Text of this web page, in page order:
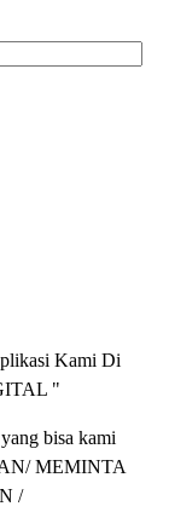
Kami Di
"
bisa kami
MEMINTA
/